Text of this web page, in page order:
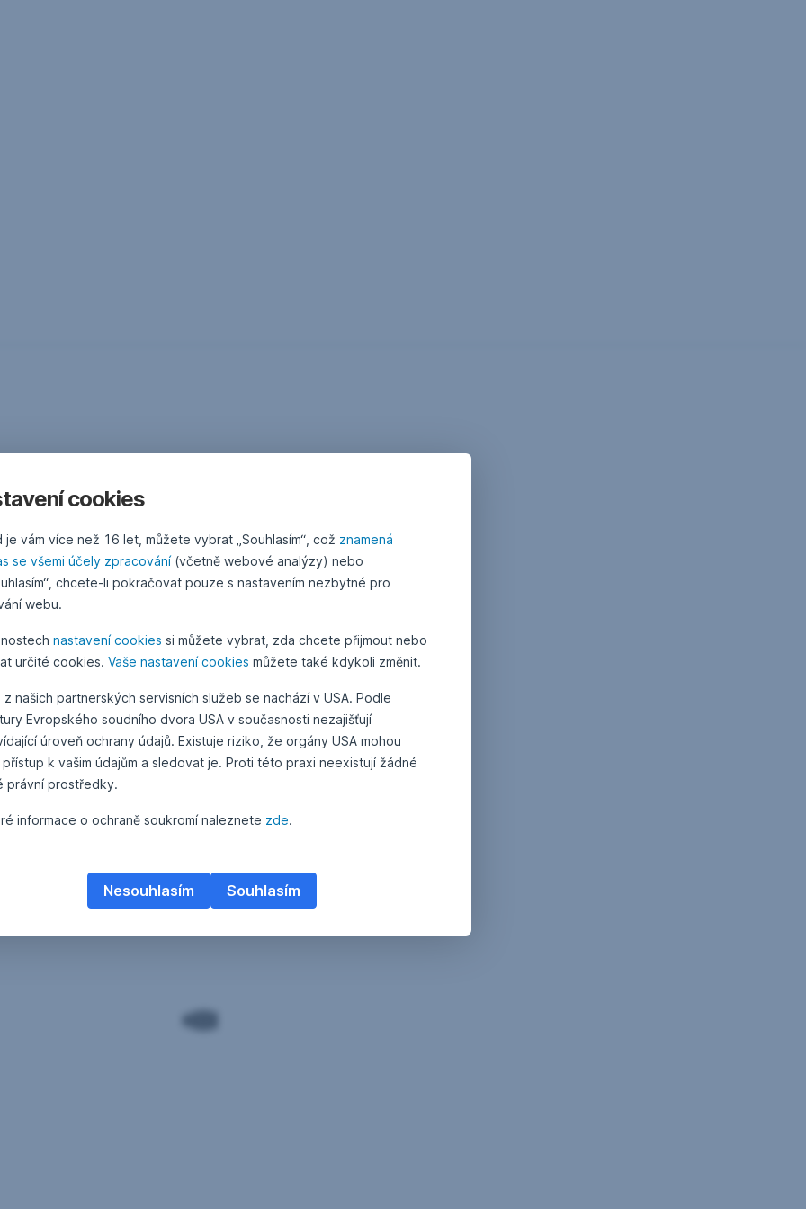
cookies
je vám více než 16 let, můžete vybrat „Souhlasím“, což znamená
se všemi účely zpracování(včetně webové analýzy) nebo
chcete-li pokračovat pouze s nastavením nezbytné pro
webu.
nastavení cookies si můžete vybrat, zda chcete přijmout nebo
určité cookies. Vaše nastavení cookies můžete také kdykoli změnit.
z našich partnerských servisních služeb se nachází v USA. Podle
Evropského soudního dvora USA v současnosti nezajišťují
úroveň ochrany údajů. Existuje riziko, že orgány USA mohou
přístup k vašim údajům a sledovat je. Proti této praxi neexistují žádné
právní prostředky.
informace o ochraně soukromí naleznete zde.
Souhlasím
Nesouhlasím